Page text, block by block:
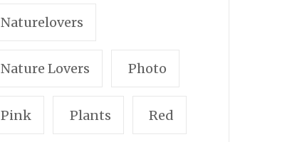
Naturelovers
Nature Lovers Photo
Pink Plants Red